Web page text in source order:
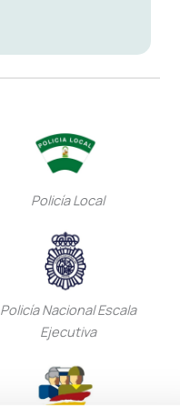
Policía Local
Policía Nacional Escala
Ejecutiva